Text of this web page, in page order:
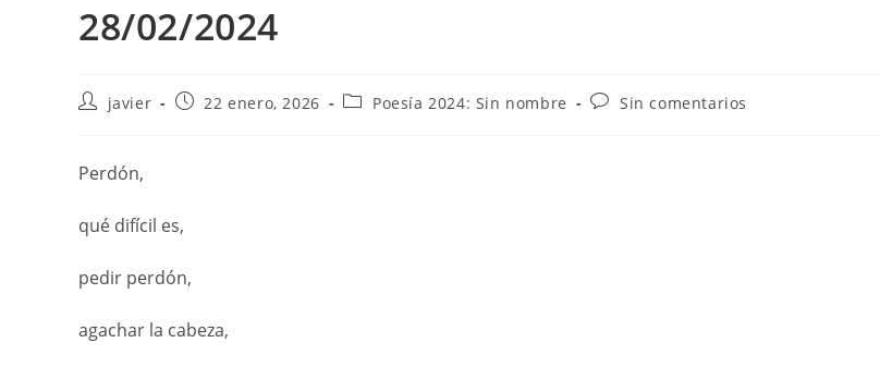
28/02/2024
javier 22 enero, 2026 Poesía 2024: Sin nombre Sin comentarios
Perdón,
qué difícil es,
pedir perdón,
agachar la cabeza,